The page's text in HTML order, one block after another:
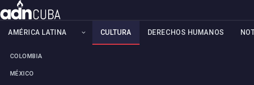
AMÉRICA LATINA
COLOMBIA
MÉXICO
CULTURA DERECHOS HUMANOS